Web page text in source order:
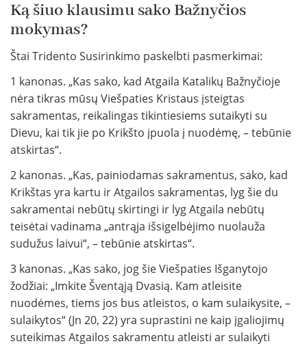
Ką šiuo klausimu sako Bažnyčios
mokymas?
Štai Tridento Susirinkimo paskelbti pasmerkimai:
1 kanonas. „Kas sako, kad Atgaila Katalikų Bažnyčioje
nėra tikras mūsų Viešpaties Kristaus įsteigtas
sakramentas, reikalingas tikintiesiems sutaikyti su
Dievu, kai tik jie po Krikšto įpuola į nuodėmę, – tebūnie
atskirtas“.
2 kanonas. „Kas, painiodamas sakramentus, sako, kad
Krikštas yra kartu ir Atgailos sakramentas, lyg šie du
sakramentai nebūtų skirtingi ir lyg Atgaila nebūtų
teisėtai vadinama „antrąja išsigelbėjimo nuolauža
sudužus laivui“, – tebūnie atskirtas“.
3 kanonas. „Kas sako, jog šie Viešpaties Išganytojo
žodžiai: „Imkite Šventąją Dvasią. Kam atleisite
nuodėmes, tiems jos bus atleistos, o kam sulaikysite, –
sulaikytos“ (Jn 20, 22) yra suprastini ne kaip įgaliojimų
suteikimas Atgailos sakramentu atleisti ar sulaikyti